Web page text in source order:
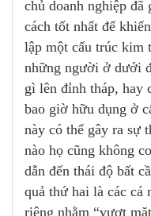
chủ doanh nghiệp
cách tốt nhất để
lập một cấu trúc kim
những người ở dưới
gì lên đỉnh tháp, hay
bao giờ hữu dụng ở
này có thể gây ra sự
nào họ cũng không
dẫn đến thái độ bất
quả thứ hai là các cá
riêng nhằm “vượt